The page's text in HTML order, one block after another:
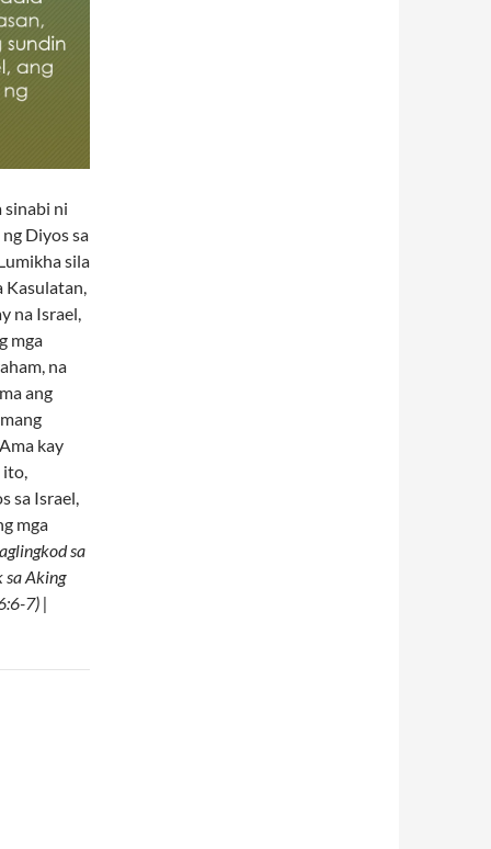
sinabi ni
Diyos sa
sila
Kasulatan,
na Israel,
mga
na
ang
kay
ito,
sa Israel,
mga
sa
sa Aking
7) |